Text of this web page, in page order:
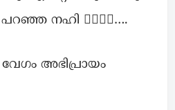
പറഞ്ഞ നഹി 🙅‍♀️🙅‍♀️….
വേഗം അഭിപ്രായം